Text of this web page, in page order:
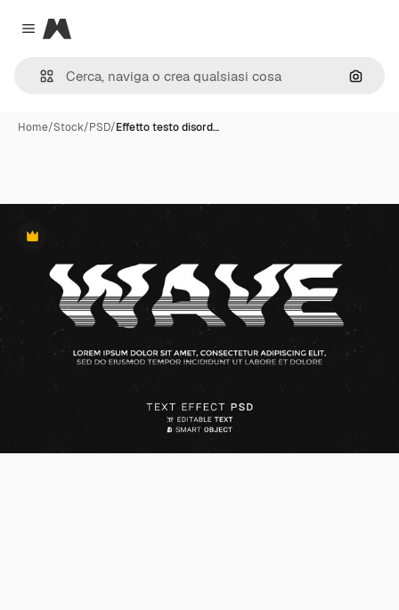
Close menu
Magnific
Cerca
Home/Stock/PSD/Effetto testo disord…
Premium